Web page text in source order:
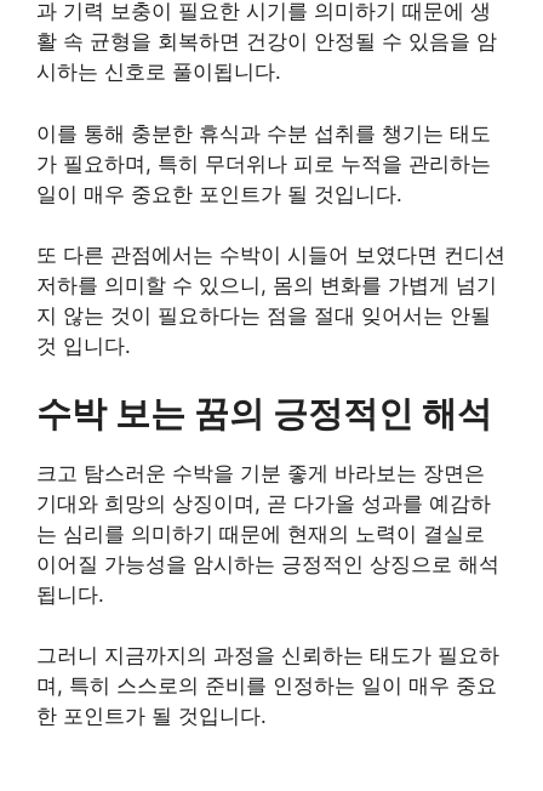
과 기력 보충이 필요한 시기를 의미하기 때문에 생
활 속 균형을 회복하면 건강이 안정될 수 있음을 암
시하는 신호로 풀이됩니다.
이를 통해 충분한 휴식과 수분 섭취를 챙기는 태도
가 필요하며, 특히 무더위나 피로 누적을 관리하는
일이 매우 중요한 포인트가 될 것입니다.
또 다른 관점에서는 수박이 시들어 보였다면 컨디션
저하를 의미할 수 있으니, 몸의 변화를 가볍게 넘기
지 않는 것이 필요하다는 점을 절대 잊어서는 안될
것 입니다.
수박 보는 꿈의 긍정적인 해석
크고 탐스러운 수박을 기분 좋게 바라보는 장면은
기대와 희망의 상징이며, 곧 다가올 성과를 예감하
는 심리를 의미하기 때문에 현재의 노력이 결실로
이어질 가능성을 암시하는 긍정적인 상징으로 해석
됩니다.
그러니 지금까지의 과정을 신뢰하는 태도가 필요하
며, 특히 스스로의 준비를 인정하는 일이 매우 중요
한 포인트가 될 것입니다.